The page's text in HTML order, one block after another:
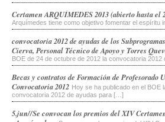
Certamen ARQUÍMEDES 2013 (abierto hasta el
Arquímedes tiene como objetivo fomentar el espíritu
convocatoria 2012 de ayudas de los
Cierva, Personal Técnico de Apoyo y Torres
BOE de 24 de octubre de 2012 la convocatoria
Becas y contratos de Formación de Profesorado
Convocatoria 2012 Hoy se ha publicado en el BOE
convocatoria 2012 de ayudas para […]
5.jun//Se convocan los premios del XIV